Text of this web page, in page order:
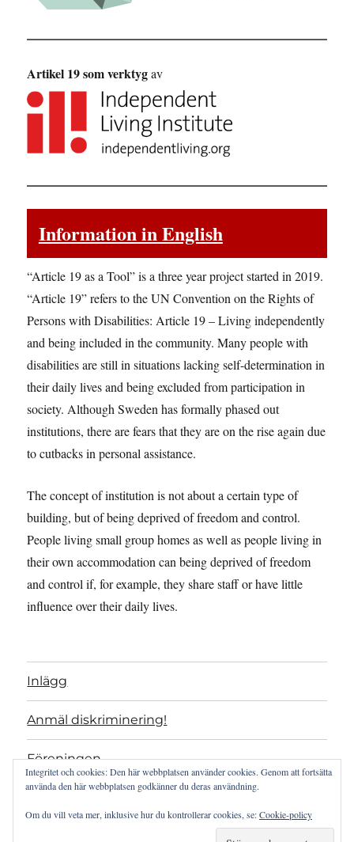
Artikel 19 som verktygav
Information in English
“Article 19 as a Tool” is a three year project started in 2019.
“Article 19” refers to the UN Convention on the Rights of
Persons with Disabilities: Article 19 – Living independently
and being included in the community. Many people with
disabilities are still in situations lacking self-determination in
their daily lives and being excluded from participation in
society. Although Sweden has formally phased out
institutions, there are fears that they are on the rise again due
to cutbacks in personal assistance.
The concept of institution is not about a certain type of
building, but of being deprived of freedom and control.
People living small group homes as well as people living in
their own accommodation can being deprived of freedom
and control if, for example, they share staff or have little
influence over their daily lives.
Inlägg
Anmäl diskriminering!
Föreningen
Integritet och cookies: Den här webbplatsen använder cookies. Genom att fortsätta
använda den här webbplatsen godkänner du deras användning.
Om du vill veta mer, inklusive hur du kontrollerar cookies, se:Cookie-policy